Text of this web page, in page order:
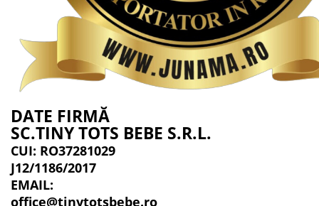
DATE FIRMĂ
SC.TINY TOTS BEBE S.R.L.
CUI: RO37281029
J12/1186/2017
EMAIL:
office@tinytotsbebe.ro